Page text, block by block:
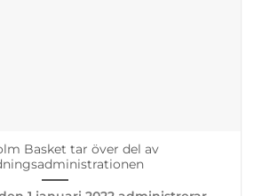
Basket tar över del av